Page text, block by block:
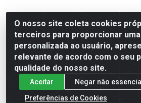
O nosso site coleta cookies
terceiros para proporcionar
personalizada ao usuário,
relevante de acordo com o seu
qualidade do nosso site.
Aceitar
Negar não
Preferências de Cookies
Distribuidora de Cosméticos
km 87 - Industrial, Ipirá - BA,
10.984.107/0001-